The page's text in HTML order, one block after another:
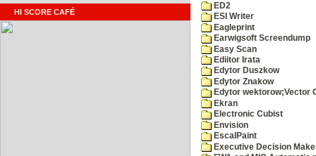
HI SCORE CAFÉ
ED2
ESI Writer
Eagleprint
Earwigsoft Screendump
Easy Scan
Ediitor Irata
Edytor Duszkow
Edytor Znakow
Edytor wektorow;Vector
Ekran
Electronic Cubist
Envision
EscalPaint
Executive Decision